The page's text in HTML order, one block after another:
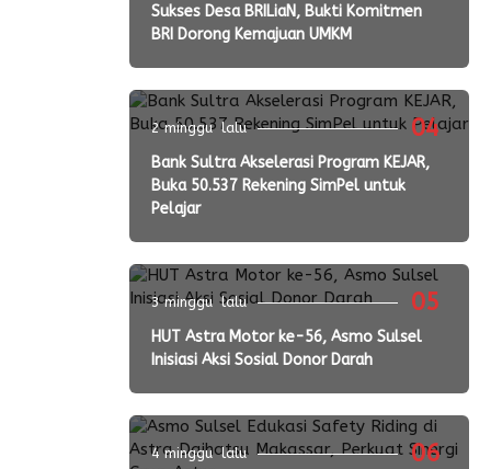
Sukses Desa BRILiaN, Bukti Komitmen
BRI Dorong Kemajuan UMKM
04
2 minggu lalu
Bank Sultra Akselerasi Program KEJAR,
Buka 50.537 Rekening SimPel untuk
Pelajar
05
3 minggu lalu
HUT Astra Motor ke-56, Asmo Sulsel
Inisiasi Aksi Sosial Donor Darah
06
4 minggu lalu